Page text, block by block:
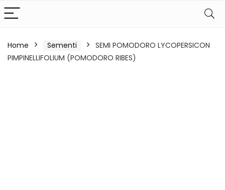
Home Sementi
SEMI POMODORO LYCOPERSICON
PIMPINELLIFOLIUM (POMODORO RIBES)